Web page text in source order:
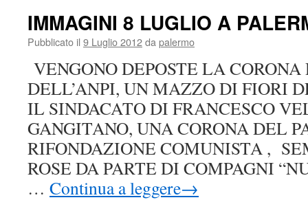
IMMAGINI 8 LUGLIO A
Pubblicato il 9 Luglio 2012da palermo
VENGONO DEPOSTE LA CORONA
DELL’ANPI, UN MAZZO DI FIORI
IL SINDACATO DI FRANCESCO
GANGITANO, UNA CORONA DEL
RIFONDAZIONE COMUNISTA ,
ROSE DA PARTE DI COMPAGNI
… Continua a leggere→